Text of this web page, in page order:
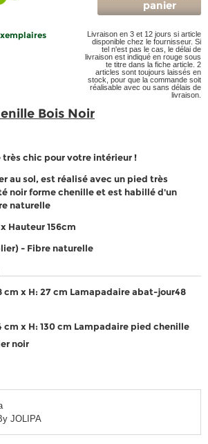
panier
Livraison en 3 et 12 jours si article
disponible chez le fournisseur. Si
tel n'est pas le cas, le délai de
livraison est indiqué en rouge sous
te titre dans la fiche article. 2
articles sont toujours laissés en
stock, pour que la commande soit
réalisable avec ou sans délais de
livraison.
Bois Noir
chic pour votre intérieur !
au sol, est réalisé avec un pied très
noir forme chenille et est habillé d'un
naturelle
Hauteur 156cm
- Fibre naturelle
cm x H: 27 cm Lamapadaire abat-jour48
cm x H: 130 cm Lampadaire pied chenille
noir
JOLIPA